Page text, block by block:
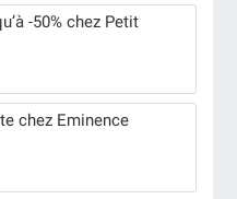
-50% chez Petit
chez Eminence